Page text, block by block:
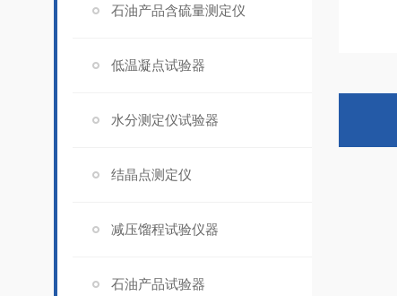
石油产品含硫量测定仪
低温凝点试验器
水分测定仪试验器
结晶点测定仪
减压馏程试验仪器
石油产品试验器